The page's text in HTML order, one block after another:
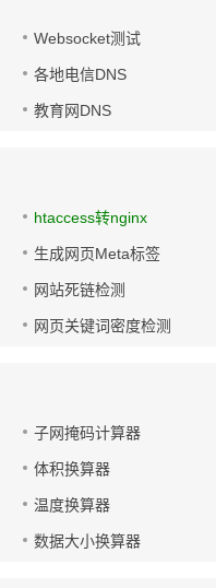
Websocket测试
各地电信DNS
教育网DNS
htaccess转nginx
生成网页Meta标签
网站死链检测
网页关键词密度检测
子网掩码计算器
体积换算器
温度换算器
数据大小换算器